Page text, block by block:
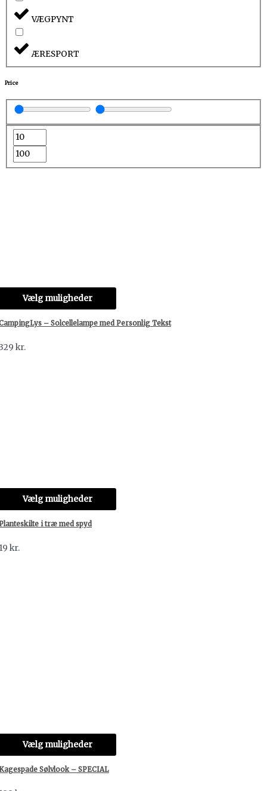
VÆGPYNT
ÆRESPORT
Price
Vælg muligheder
– Solcellelampe med Personlig Tekst
kr.
Vælg muligheder
i træ med spyd
kr.
Vælg muligheder
Sølvlook – SPECIAL